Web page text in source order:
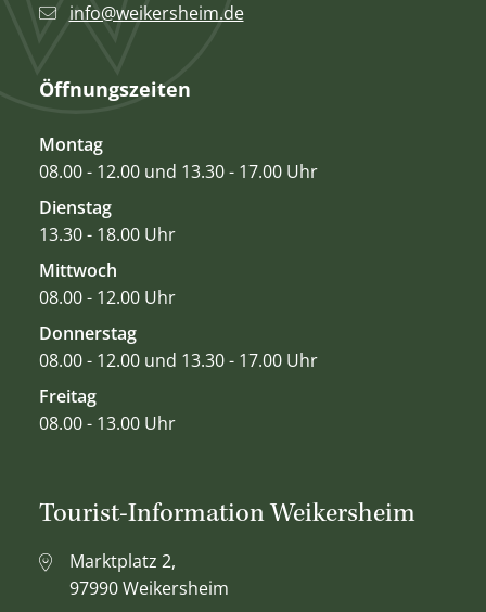
info@weikersheim.de
Öffnungszeiten
Montag
08.00 - 12.00 und 13.30 - 17.00 Uhr
Dienstag
13.30 - 18.00 Uhr
Mittwoch
08.00 - 12.00 Uhr
Donnerstag
08.00 - 12.00 und 13.30 - 17.00 Uhr
Freitag
08.00 - 13.00 Uhr
Tourist-Information Weikersheim
Marktplatz 2,
97990 Weikersheim